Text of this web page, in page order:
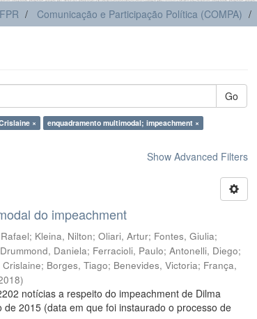
Comunicação e Participação Política (COMPA)
Go
×
enquadramento multimodal; impeachment ×
Show Advanced Filters
do impeachment
; Kleina, Nilton;Oliari, Artur; Fontes, Giulia;
Drummond, Daniela; Ferracioli, Paulo;Antonelli, Diego;
; Borges, Tiago; Benevides, Victoria; França,
)
notícias a respeito do impeachment de Dilma
2015 (data em que foi instaurado o processo de